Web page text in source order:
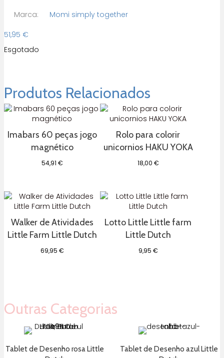
Marca:
Momi simply together
51,95 €
Esgotado
Produtos Relacionados
Imabars 60 peças jogo
magnético
54,91 €
Rolo para colorir
unicornios HAKU YOKA
18,00 €
Walker de Atividades
Little Farm Little Dutch
69,95 €
Lotto Little Little farm
Little Dutch
9,95 €
Outras Categorias
Tablet de Desenho rosa Little
Tablet de Desenho azul Little